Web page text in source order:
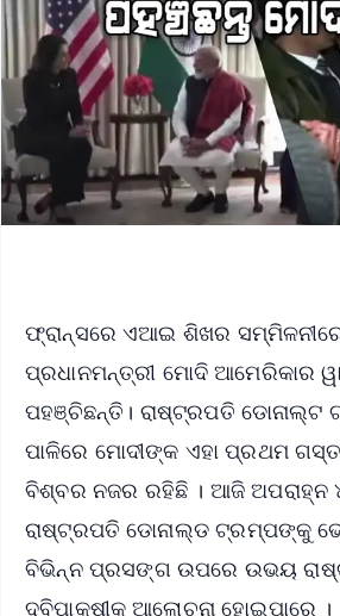
ଫ୍ରାନ୍ସରେ ଏଆଇ ଶିଖର
ପ୍ରଧାନମନ୍ତ୍ରୀ ମୋଦି ଆମେରିକାର
ପହଞ୍ଚିଛନ୍ତି। ରାଷ୍ଟ୍ରପତି
ପାଳିରେ ମୋଦୀଙ୍କ ଏହା ପ୍ରଥମ ଗସ୍ତ,
ବିଶ୍ବର ନଜର ରହିଛି । ଆଜି ଅପରାହ୍ନ
ରାଷ୍ଟ୍ରପତି ଡୋନାଲ୍ଡ ଟ୍ରମ୍ପଙ୍କୁ
ବିଭିନ୍ନ ପ୍ରସଙ୍ଗ ଉପରେ ଉଭୟ
ଦ୍ବିପାକ୍ଷୀକ ଆଲୋଚନା ହୋଇପାରେ ।